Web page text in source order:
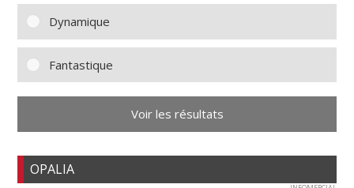
Dynamique
Fantastique
Voir les résultats
OPALIA